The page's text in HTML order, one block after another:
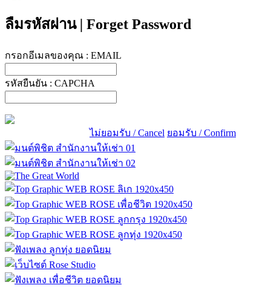
ลืมรหัสผ่าน | Forget Password
กรอกอีเมลของคุณ : EMAIL
รหัสยืนยัน : CAPCHA
ไม่ยอมรับ / Cancel ยอมรับ / Confirm